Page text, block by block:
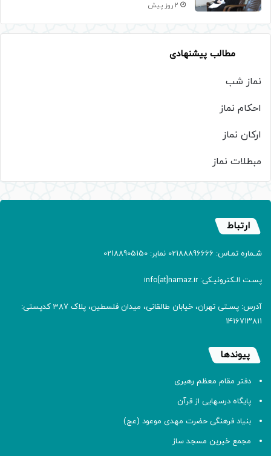
2 روز پیش
مطالب پیشنهادی
نماز شب
احکام نماز
ارکان نماز
مبطلات نماز
ارتباط
شـماره تمـاس: 02188896666 نمابر: 02188905150
پسـت الـکترونیـکی: info[at]namaz.ir
آدرس: پسـتی تهران، خیابان طالقانی، میدان فلسطین، پلاک 387 کدپستی:
۱۴۱۶۷۱۳۸۱۱
پیوندها
دفتر مقام معظم رهبری
پایگاه درسهایی از قرآن
بنیاد فرهنگی حضرت مهدی موعود (عج)
مجمع خیرین مسجد ساز